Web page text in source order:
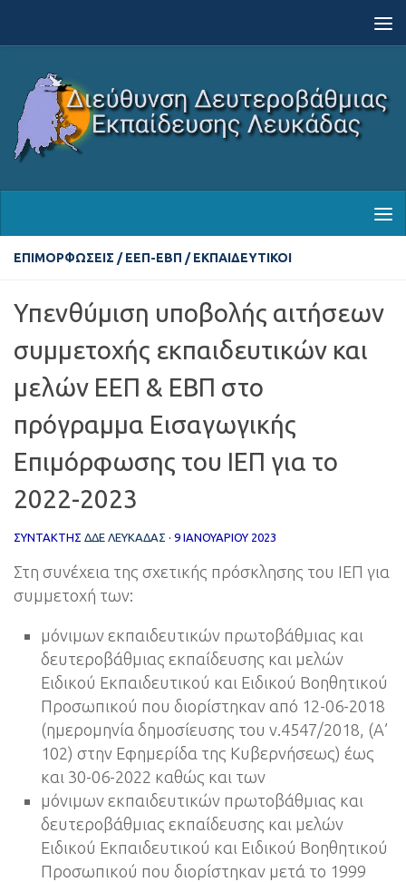
ΕΠΙΜΟΡΦΏΣΕΙΣ / ΕΕΠ-ΕΒΠ / ΕΚΠΑΙΔΕΥΤΙΚΟΊ
Υπενθύμιση υποβολής αιτήσεων
συμμετοχής εκπαιδευτικών και
μελών ΕΕΠ & ΕΒΠ στο
πρόγραμμα Εισαγωγικής
Επιμόρφωσης του ΙΕΠ για το
2022-2023
ΣΥΝΤΆΚΤΗΣ ΔΔΕ ΛΕΥΚΑΔΑΣ · 9 ΙΑΝΟΥΑΡΊΟΥ 2023
Στη συνέχεια της σχετικής πρόσκλησης του ΙΕΠ για
συμμετοχή των:
μόνιμων εκπαιδευτικών πρωτοβάθμιας και
δευτεροβάθμιας εκπαίδευσης και μελών
Ειδικού Εκπαιδευτικού και Ειδικού Βοηθητικού
Προσωπικού που διορίστηκαν από 12-06-2018
(ημερομηνία δημοσίευσης του ν.4547/2018, (Α’
102) στην Εφημερίδα της Κυβερνήσεως) έως
και 30-06-2022 καθώς και των
μόνιμων εκπαιδευτικών πρωτοβάθμιας και
δευτεροβάθμιας εκπαίδευσης και μελών
Ειδικού Εκπαιδευτικού και Ειδικού Βοηθητικού
Προσωπικού που διορίστηκαν μετά το 1999